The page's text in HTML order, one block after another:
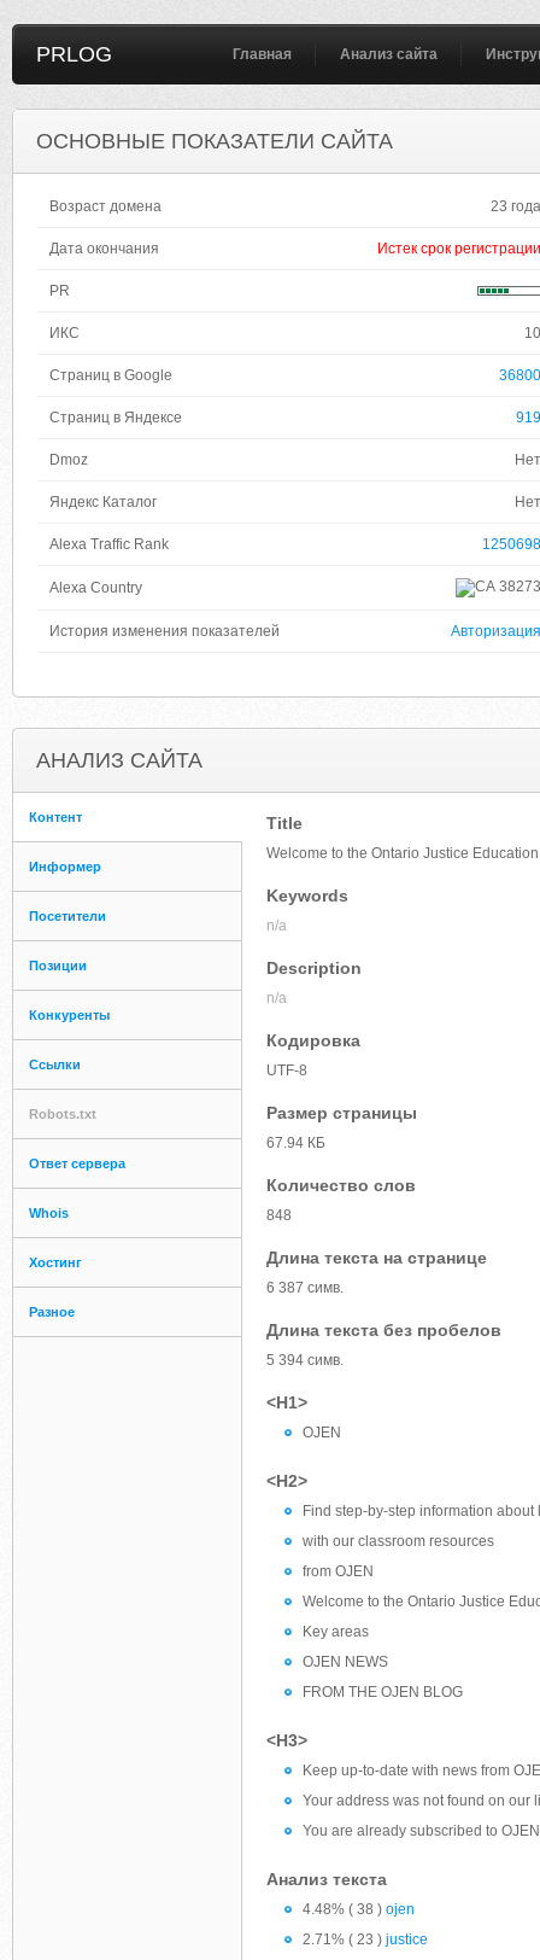
PRLOG Главная Анализ сайта
ОСНОВНЫЕ ПОКАЗАТЕЛИ САЙТА
Возраст домена 23 года
Дата окончания Истек срок регистрации
PR
ИКС 10
Страниц в Google 36800
Страниц в Яндексе 919
Dmoz Нет
Яндекс Каталог Нет
Alexa Traffic Rank 1250698
Alexa Country 38273
История изменения показателей Авторизация
АНАЛИЗ САЙТА
Контент
Информер
Посетители
Позиции
Конкуренты
Ссылки
Robots.txt
Ответ сервера
Whois
Хостинг
Разное
Title
Welcome to the Ontario Justice
Keywords
n/a
Description
n/a
Кодировка
UTF-8
Размер страницы
67.94 КБ
Количество слов
848
Длина текста на странице
6 387 симв.
Длина текста без пробелов
5 394 симв.
<H1>
OJEN
<H2>
Find step-by-step information
with our classroom resources
from OJEN
Welcome to the Ontario Justice
Key areas
OJEN NEWS
FROM THE OJEN BLOG
<H3>
Keep up-to-date with news from
Your address was not found on our
You are already subscribed to
Анализ текста
4.48% ( 38 ) ojen
2.71% ( 23 ) justice